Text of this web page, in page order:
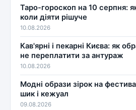
Таро-гороскоп на 10 серпня:
коли діяти рішуче
10.08.2026
Кав'ярні і пекарні Києва: як
не переплатити за антураж
10.08.2026
Модні образи зірок на
шик і кежуал
09.08.2026